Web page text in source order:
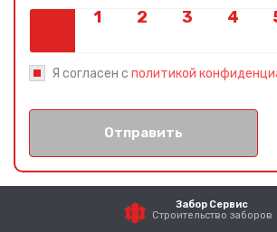
Я согласен с политикой
Отправить
Забор Сервис
Строительство заборов